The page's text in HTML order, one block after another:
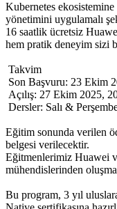
Kubernetes
yönetimini uygulamalı
16 saatlik ücretsiz
hem pratik deneyim sizi
Takvim
Son Başvuru: 23 Ekim
Açılış: 27 Ekim 2025,
Dersler: Salı &
Eğitim sonunda verilen
belgesi verilecektir.
Eğitmenlerimiz Huawei
mühendislerinden
Bu program, 3 yıl